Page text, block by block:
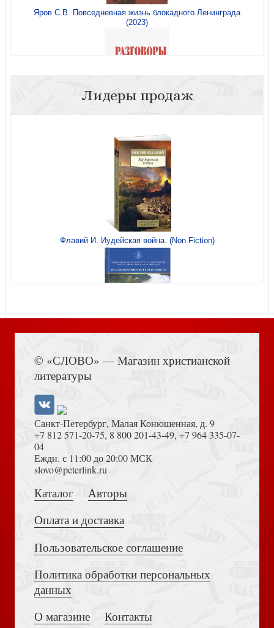
Яров С.В. Повседневная жизнь блокадного Ленинграда
(2023)
Разговоры о равенстве и неравенстве
Щербак А. Вирусы, вулканы и вода. Как природа меняет
общество
Волков В. Анархия, или Жизнь без начальника
Инглхарт Р. Неожиданный упадок религиозности в
Смекалов И. Региональные центры русского авангарда
Лидеры продаж
Флавий И. Иудейская война. (Non Fiction)
Достоевский Ф.М. Сила и правда России (2024)
Толкование на Апокалипсис (Тихоний Африканский)
© «СЛОВО» — Магазин христианской
литературы
Санкт-Петербург, Малая Конюшенная, д. 9
+7 812 571-20-75, 8 800 201-43-49, +7 964 335-07-
04
Еждн. с 11:00 до 20:00 МСК
slovo@peterlink.ru
Каталог
Авторы
Оплата и доставка
Пользовательское соглашение
Политика обработки персональных
данных
О магазине
Контакты